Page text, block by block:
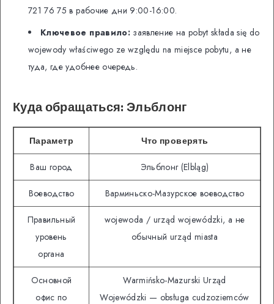
721 76 75 в рабочие дни 9:00-16:00.
Ключевое правило:заявление на pobyt składa się do
wojewody właściwego ze względu na miejsce pobytu, а не
туда, где удобнее очередь.
Куда обращаться: Эльблонг
Параметр Что проверять
Ваш город Эльблонг (Elbląg)
Воеводство Варминьско-Мазурское воеводство
Правильный
уровень
органа
wojewoda / urząd wojewódzki, а не
обычный urząd miasta
Основной
офис по
Warmińsko-Mazurski Urząd
Wojewódzki — obsługa cudzoziemców